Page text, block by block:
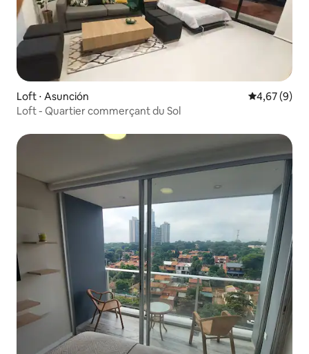
Loft ⋅ Asunción Évaluation
4,67 (9)
Loft - Quartier commerçant du Sol